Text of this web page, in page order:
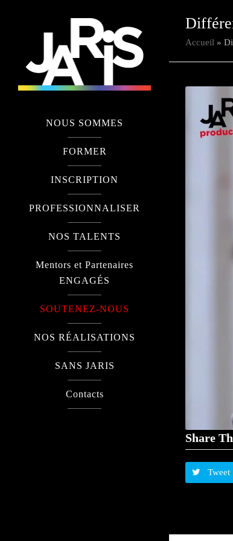
NOUS SOMMES
FORMER
INSCRIPTION
PROFESSIONNALISER
NOS TALENTS
Mentors et Partenaires
ENGAGÉS
SOUTENEZ-NOUS
NOS RÉALISATIONS
SANS JARIS
Contacts
Accueil »
Share
Tweet